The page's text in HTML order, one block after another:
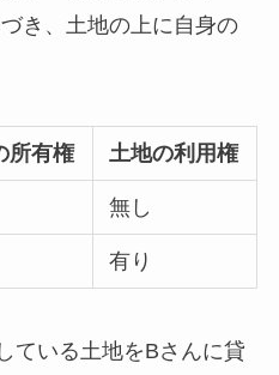
き、土地の上に自身の
所有権 土地の利用権
無し
有り
ている土地をBさんに貸